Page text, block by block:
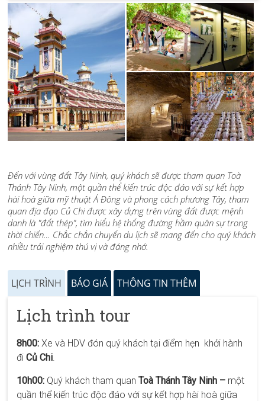
Đến với vùng đất Tây Ninh, quý khách sẽ được tham quan Toà
Thánh Tây Ninh, một quần thể kiến trúc độc đáo với sự kết hợp
hài hoà giữa mỹ thuật Á Đông và phong cách phương Tây, tham
quan địa đạo Củ Chi được xây dựng trên vùng đất được mệnh
danh là "đất thép", tìm hiểu hệ thống đường hầm quân sự trong
thời chiến… Chắc chắn chuyến du lịch sẽ mang đến cho quý khách
nhiều trải nghiệm thú vị và đáng nhớ.
LỊCH TRÌNH BÁO GIÁ THÔNG TIN THÊM
Lịch trình tour
8h00: Xe và HDV đón quý khách tại điểm hẹn khởi hành
điCủ Chi.
10h00: Quý khách tham quanToà Thánh Tây Ninh – một
quần thể kiến trúc độc đáo với sự kết hợp hài hoà giữa